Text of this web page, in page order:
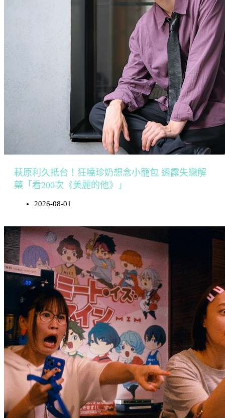
萩原利久抵台！狂嗑珍奶想念小籠包 透露失戀解
藥「看200次《美麗的他》」
2026-08-01